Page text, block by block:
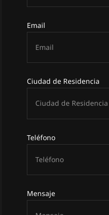
Email
Ciudad de Residencia
Teléfono
Mensaje